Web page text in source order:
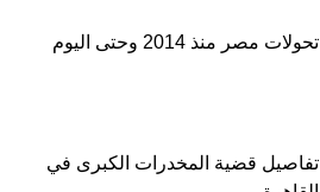
تحولات مصر منذ 2014 وحتى اليوم
تفاصيل قضية المخدرات الكبرى في